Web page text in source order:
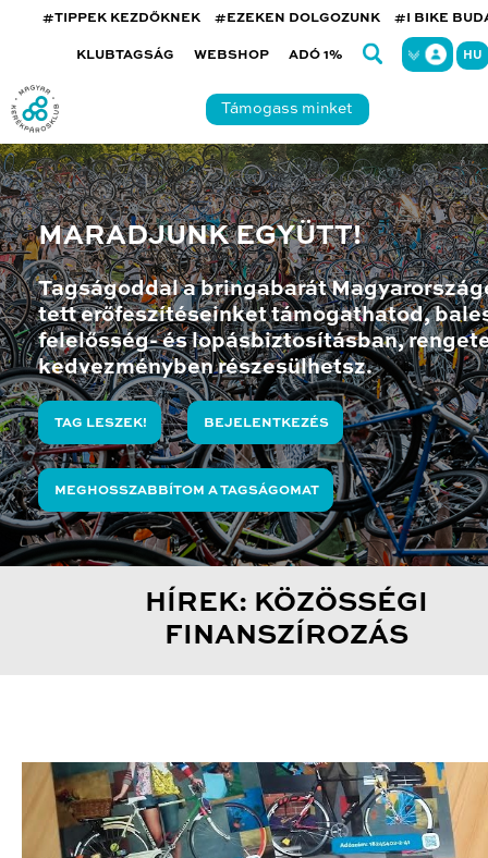
#TIPPEK KEZDŐKNEK #EZEKEN DOLGOZUNK #I BIKE
KLUBTAGSÁG WEBSHOP ADÓ 1% HU
Támogass minket
MARADJUNK EGYÜTT!
Tagságoddal a bringabarát
tett erőfeszítéseinket támogathatod,
felelősség- és lopásbiztosításban,
kedvezményben részesülhetsz.
TAG LESZEK! BEJELENTKEZÉS
MEGHOSSZABBÍTOM A TAGSÁGOMAT
HÍREK: KÖZÖSSÉGI
FINANSZÍROZÁS